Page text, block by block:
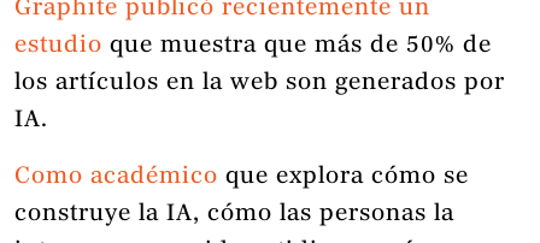
Graphite publicó recientemente un
estudio que muestra que más de 50% de
los artículos en la web son generados por
IA.
Como académico que explora cómo se
construye la IA, cómo las personas la